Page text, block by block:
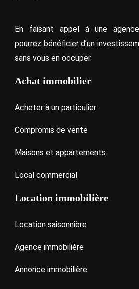
En faisant appel à une
pourrez bénéficier d’un
sans vous en occuper.
Achat immobilier
Acheter à un particulier
Compromis de vente
Maisons et appartements
Local commercial
Location immobilière
Location saisonnière
Agence immobilière
Annonce immobilière